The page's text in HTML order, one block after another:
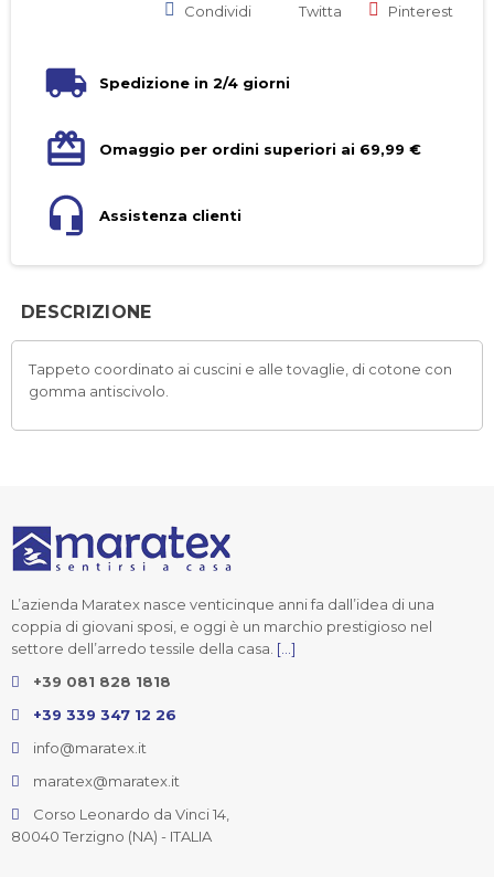
Condividi Twitta Pinterest
Spedizione in 2/4 giorni
Omaggio per ordini superiori ai 69,99 €
Assistenza clienti
DESCRIZIONE
Tappeto coordinato ai cuscini e alle tovaglie, di cotone con
gomma antiscivolo.
L’azienda Maratex nasce venticinque anni fa dall’idea di una
coppia di giovani sposi, e oggi è un marchio prestigioso nel
settore dell’arredo tessile della casa. [...]
+39 081 828 1818
+39 339 347 12 26
info@maratex.it
maratex@maratex.it
Corso Leonardo da Vinci 14,
80040 Terzigno (NA) - ITALIA